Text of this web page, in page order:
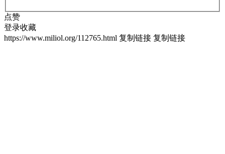
点赞
登录收藏
https://www.miliol.org/112765.html 复制链接 复制链接